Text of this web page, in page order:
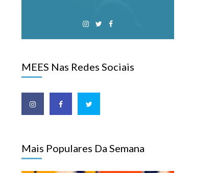
MEES Nas Redes Sociais
Mais Populares Da Semana